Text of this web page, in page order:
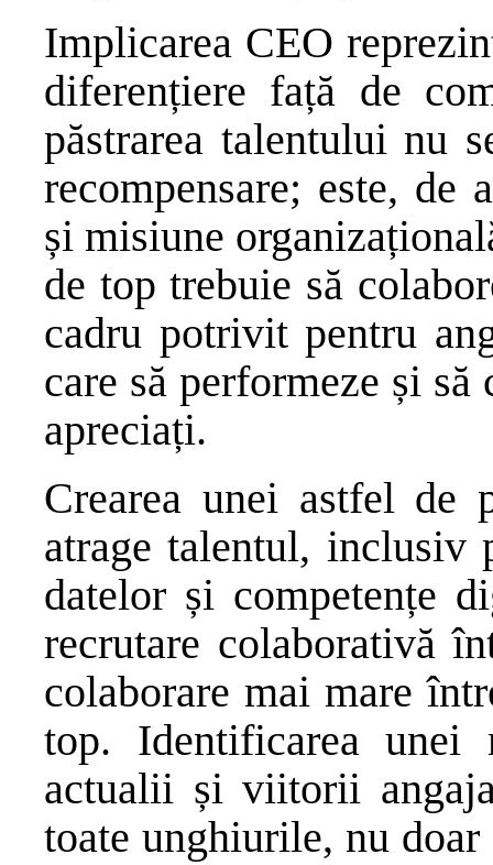
Implicarea CEO
diferențiere față de
păstrarea talentului nu
recompensare; este, de
și misiune
de top trebuie să
cadru potrivit pentru
care să performeze și
apreciați.
Crearea unei astfel de
atrage talentul, inclusiv
datelor și competențe
recrutare colaborativă
colaborare mai mare
top. Identificarea unei
actualii și viitorii
toate unghiurile, nu